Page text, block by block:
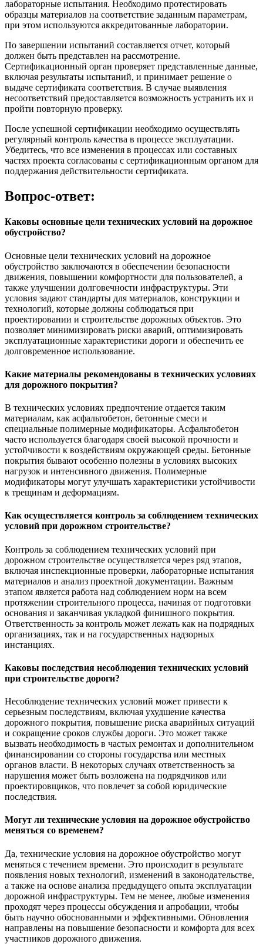
лабораторные испытания. Необходимо протестировать
образцы материалов на соответствие заданным параметрам,
при этом используются аккредитованные лаборатории.
По завершении испытаний составляется отчет, который
должен быть представлен на рассмотрение.
Сертификационный орган проверяет представленные данные,
включая результаты испытаний, и принимает решение о
выдаче сертификата соответствия. В случае выявления
несоответствий предоставляется возможность устранить их и
пройти повторную проверку.
После успешной сертификации необходимо осуществлять
регулярный контроль качества в процессе эксплуатации.
Убедитесь, что все изменения в процессах или составных
частях проекта согласованы с сертификационным органом для
поддержания действительности сертификата.
Вопрос-ответ:
Каковы основные цели технических условий на дорожное
обустройство?
Основные цели технических условий на дорожное
обустройство заключаются в обеспечении безопасности
движения, повышении комфортности для пользователей, а
также улучшении долговечности инфраструктуры. Эти
условия задают стандарты для материалов, конструкции и
технологий, которые должны соблюдаться при
проектировании и строительстве дорожных объектов. Это
позволяет минимизировать риски аварий, оптимизировать
эксплуатационные характеристики дороги и обеспечить ее
долговременное использование.
Какие материалы рекомендованы в технических условиях
для дорожного покрытия?
В технических условиях предпочтение отдается таким
материалам, как асфальтобетон, бетонные смеси и
специальные полимерные модификаторы. Асфальтобетон
часто используется благодаря своей высокой прочности и
устойчивости к воздействиям окружающей среды. Бетонные
покрытия бывают особенно полезны в условиях высоких
нагрузок и интенсивного движения. Полимерные
модификаторы могут улучшать характеристики устойчивости
к трещинам и деформациям.
Как осуществляется контроль за соблюдением технических
условий при дорожном строительстве?
Контроль за соблюдением технических условий при
дорожном строительстве осуществляется через ряд этапов,
включая инспекционные проверки, лабораторные испытания
материалов и анализ проектной документации. Важным
этапом является работа над соблюдением норм на всем
протяжении строительного процесса, начиная от подготовки
основания и заканчивая укладкой финишного покрытия.
Ответственность за контроль может лежать как на подрядных
организациях, так и на государственных надзорных
инстанциях.
Каковы последствия несоблюдения технических условий
при строительстве дороги?
Несоблюдение технических условий может привести к
серьезным последствиям, включая ухудшение качества
дорожного покрытия, повышение риска аварийных ситуаций
и сокращение сроков службы дороги. Это может также
вызвать необходимость в частых ремонтах и дополнительном
финансировании со стороны государства или местных
органов власти. В некоторых случаях ответственность за
нарушения может быть возложена на подрядчиков или
проектировщиков, что повлечет за собой юридические
последствия.
Могут ли технические условия на дорожное обустройство
меняться со временем?
Да, технические условия на дорожное обустройство могут
меняться с течением времени. Это происходит в результате
появления новых технологий, изменений в законодательстве,
а также на основе анализа предыдущего опыта эксплуатации
дорожной инфраструктуры. Тем не менее, любые изменения
проходят через процессы обсуждения и апробации, чтобы
быть научно обоснованными и эффективными. Обновления
направлены на повышение безопасности и комфорта для всех
участников дорожного движения.